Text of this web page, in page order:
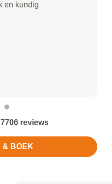
en kundig
reviews
& BOEK